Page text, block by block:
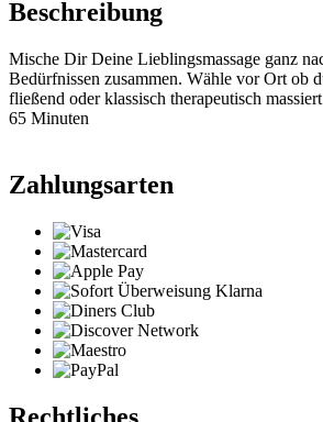
Beschreibung
Mische Dir Deine Lieblingsmassage ganz
Bedürfnissen zusammen. Wähle vor Ort ob
fließend oder klassisch therapeutisch
65 Minuten
Zahlungsarten
Rechtliches